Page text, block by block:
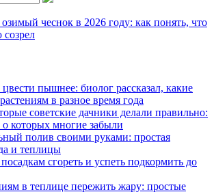
чеснок в 2026 году: как понять, что
пышнее: биолог рассказал, какие
в разное время года
советские дачники делали правильно:
которых многие забыли
полив своими руками: простая
и теплицы
сгореть и успеть подкормить до
в теплице пережить жару: простые